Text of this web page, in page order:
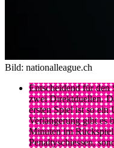
Bild: nationalleague.ch
Entscheidend für den
zwei Direktduellen.
ersten Spiel ist so ein
Verlängerung gibt es
Minuten im
Penaltyschiessen,